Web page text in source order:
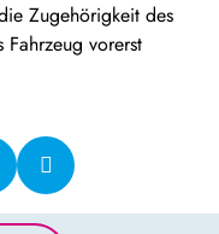
Zugehörigkeit des
vorerst